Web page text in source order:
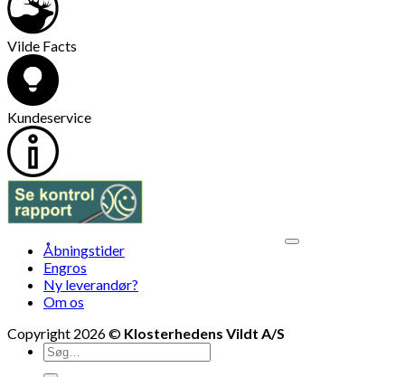
Vilde Facts
Kundeservice
Åbningstider
Engros
Ny leverandør?
Om os
Copyright 2026 © Klosterhedens Vildt A/S
Søg
efter: